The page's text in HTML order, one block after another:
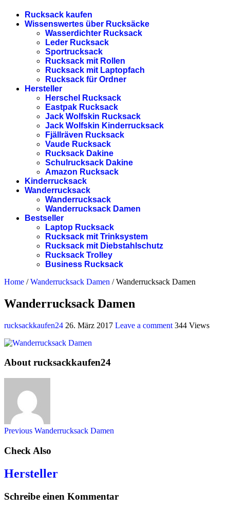
Rucksack kaufen
Wissenswertes über Rucksäcke
Wasserdichter Rucksack
Leder Rucksack
Sportrucksack
Rucksack mit Rollen
Rucksack mit Laptopfach
Rucksack für Ordner
Hersteller
Herschel Rucksack
Eastpak Rucksack
Jack Wolfskin Rucksack
Jack Wolfskin Kinderrucksack
Fjällräven Rucksack
Vaude Rucksack
Rucksack Dakine
Schulrucksack Dakine
Amazon Rucksack
Kinderrucksack
Wanderrucksack
Wanderrucksack
Wanderrucksack Damen
Bestseller
Laptop Rucksack
Rucksack mit Trinksystem
Rucksack mit Diebstahlschutz
Rucksack Trolley
Business Rucksack
Home / Wanderrucksack Damen / Wanderrucksack Damen
Wanderrucksack Damen
rucksackkaufen24 26. März 2017 Leave a comment 344 Views
About rucksackkaufen24
Previous Wanderrucksack Damen
Check Also
Hersteller
Schreibe einen Kommentar